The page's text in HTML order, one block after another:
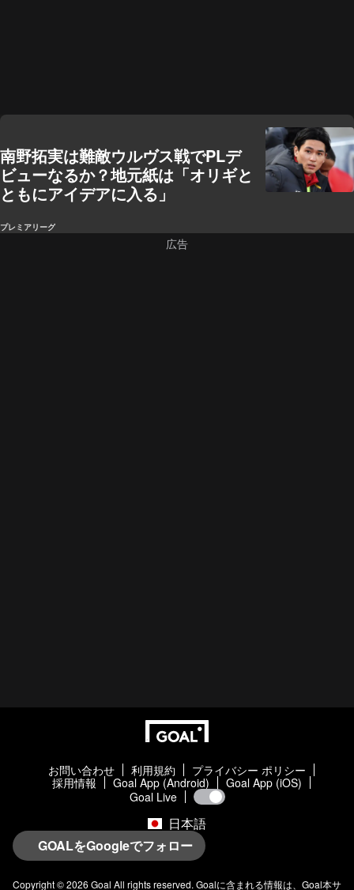
南野拓実は難敵ウルヴス戦でPLデ
ビューなるか？地元紙は「オリギと
ともにアイデアに入る」
プレミアリーグ
お問い合わせ 利用規約
プライバシー ポリシー
採用情報
Goal App (Android)
Goal App (iOS)
Goal Live
日本語
GOALをGoogleでフォロー
Copyright © 2026 Goal All rights reserved. Goalに含まれる情報は、 Goal本サ